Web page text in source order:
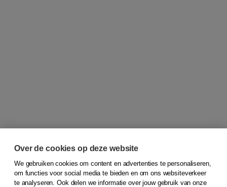
© 2026Koninklijke Boom uitgevers
Over de cookies op deze website
We gebruiken cookies om content en advertenties te personaliseren,
om functies voor social media te bieden en om ons websiteverkeer
te analyseren. Ook delen we informatie over jouw gebruik van onze